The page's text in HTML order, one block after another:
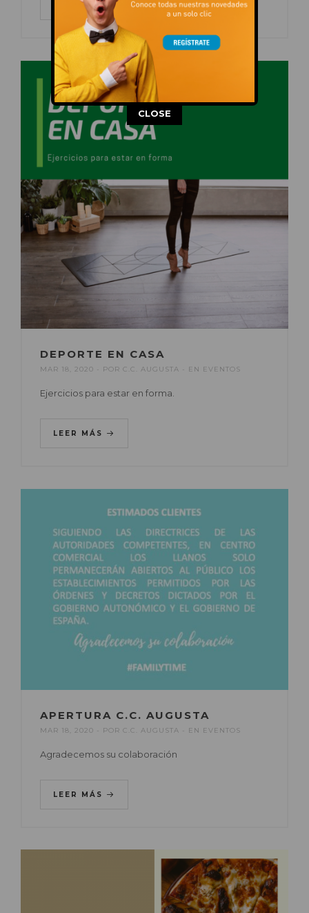
LEER MÁS
DEPORTE EN CASA
MAR 18, 2020 POR C.C. AUGUSTA EN EVENTOS
Ejercicios para estar en forma.
LEER MÁS
APERTURA C.C. AUGUSTA
MAR 18, 2020 POR C.C. AUGUSTA EN EVENTOS
Agradecemos su colaboración
LEER MÁS
This popup will close in:
CLOSE